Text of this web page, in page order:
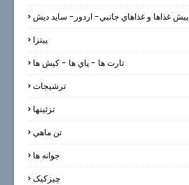
پيش غذاها و غذاهاي جانبي- اردور- سايد ديش
پیتزا
تارت ها - پاي ها - كيش ها
ترشيجات
تزئینها
تن ماهي
جوانه ها
چیزکیک